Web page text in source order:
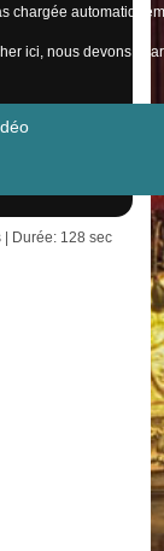
chargée
ici, nous devons
Durée: 128 sec